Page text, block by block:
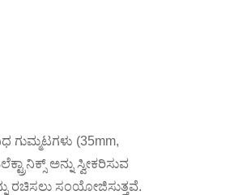
ಗುಮ್ಮಟಗಳು (35mm,
ಅನ್ನು ಸ್ವೀಕರಿಸುವ
ರಚಿಸಲು ಸಂಯೋಜಿಸುತ್ತವೆ.